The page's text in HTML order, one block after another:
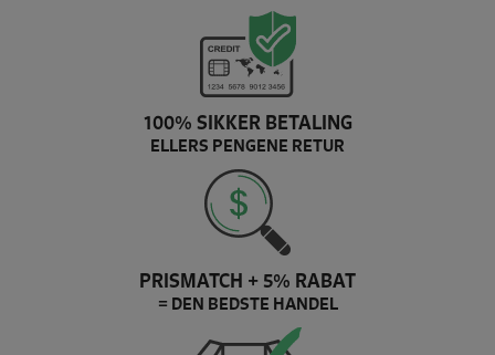
100% SIKKER BETALING
ELLERS PENGENE RETUR
PRISMATCH + 5% RABAT
= DEN BEDSTE HANDEL